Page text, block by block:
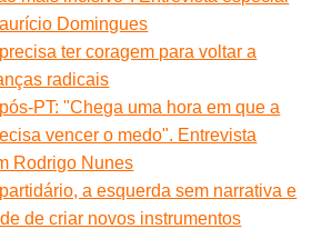
Domingues
ter coragem para voltar a
radicais
PT: "Chega uma hora em que a
vencer o medo". Entrevista
Rodrigo Nunes
a esquerda sem narrativa e
de criar novos instrumentos